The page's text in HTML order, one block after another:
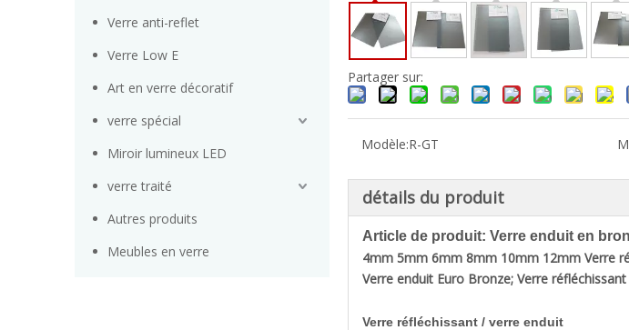
Verre anti-reflet
Verre Low E
Art en verre décoratif
verre spécial
Miroir lumineux LED
verre traité
Autres produits
Meubles en verre
Partager sur:
Modèle:R-GT
détails du produit
Article de produit: Verre enduit en
4mm 5mm 6mm 8mm 10mm 12mm Verre
Verre enduit Euro Bronze; Verre
Verre réfléchissant / verre enduit